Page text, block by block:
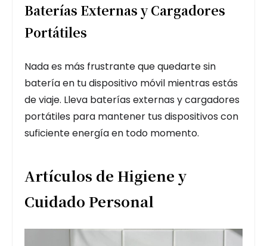
Baterías Externas y Cargadores
Portátiles
Nada es más frustrante que quedarte sin
batería en tu dispositivo móvil mientras estás
de viaje. Lleva baterías externas y cargadores
portátiles para mantener tus dispositivos con
suficiente energía en todo momento.
Artículos de Higiene y
Cuidado Personal